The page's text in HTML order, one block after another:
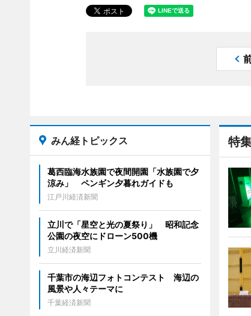
特
みん経トピックス
葛西臨海水族園で夜間開園「水族園で夕
涼み」 ペンギン夕暮れガイドも
江戸川経済新聞
立川で「星空と光の夏祭り」 昭和記念
公園の夜空にドローン500機
立川経済新聞
千葉市の海辺フォトコンテスト 海辺の
風景や人々テーマに
千葉経済新聞